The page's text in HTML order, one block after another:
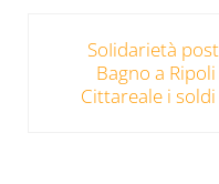
SoIidarietà
Bagno a
Cittareale i